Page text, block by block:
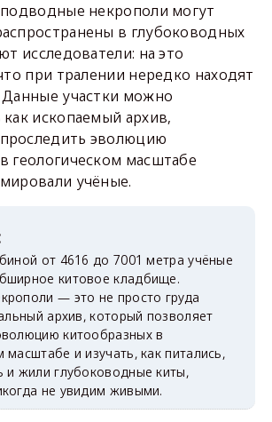
некрополи могут
в глубоководных
исследователи: на это
при тралении нередко находят
участки можно
как ископаемый архив,
эволюцию
геологическом масштабе
учёные.
от 4616 до 7001 метра учёные
китовое кладбище.
— это не просто груда
архив, который позволяет
китообразных в
масштабе и изучать, как питались,
и жили глубоководные киты,
не увидим живыми.